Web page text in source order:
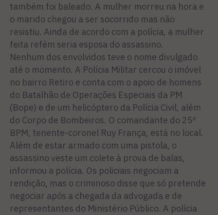
também foi baleado. A mulher morreu na hora e
o marido chegou a ser socorrido mas não
resistiu. Ainda de acordo com a polícia, a mulher
feita refém seria esposa do assassino.
Nenhum dos envolvidos teve o nome divulgado
até o momento. A Polícia Militar cercou o imóvel
no bairro Retiro e conta com o apoio de homens
do Batalhão de Operações Especiais da PM
(Bope) e de um helicóptero da Polícia Civil, além
do Corpo de Bombeiros. O comandante do 25º
BPM, tenente-coronel Ruy França, está no local.
Além de estar armado com uma pistola, o
assassino veste um colete à prova de balas,
informou a polícia. Os policiais negociam a
rendição, mas o criminoso disse que só pretende
negociar após a chegada da advogada e de
representantes do Ministério Público. A polícia